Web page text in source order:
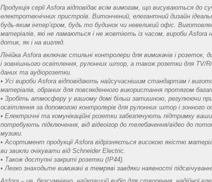
Продукція серії Asfora відповідає всім вимогам, що висуваються до
електротехнічних пристроїв. Витончений, елегантний дизайн
будь-яким інтер’єром, будь то будинок чи невеликий офіс.
матеріалів, які не ламаються і не жовтіють із часом, вироби Asfora
дотик, як і на вигляд.
Лінійка Asfora включає стильні контролери для вимикачів і розеток,
і зовнішнього освітлення, рулонних штор, а також розетки для TV/
даних та аудіорозетки.
• Усі вироби Asfora відповідають найсучаснішим стандартам і
матеріалів, обраних для повсякденного використання протягом
• Зробіть атмосферу у вашому домі більш затишною, регулюючи
освітлення за допомогою контролерів для рулонних штор і зонного
• Електричні та комунікаційні розетки забезпечують підтримку
потребують підключення, від відеоігор до телебачення/відео до
музики.
• Асортимент продукції Asfora відрізняється високою якістю
ви звикли очікувати від Schneider Electric.
• Також доступні закриті розетки (IP44).
• Легко знаходьте вимикачі в темряві завдяки наявності